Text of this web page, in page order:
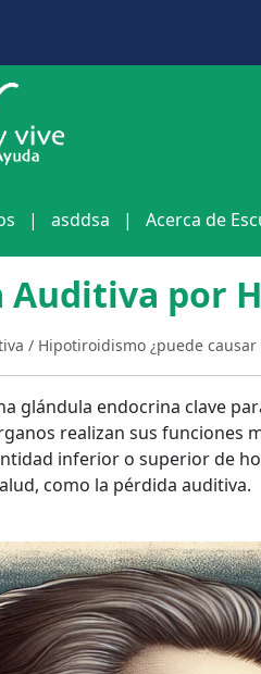
| asddsa | Acerca de
Auditiva por
/ Hipotiroidismo ¿puede
glándula endocrina clave
realizan sus funciones
inferior o superior de
como la pérdida auditiva.